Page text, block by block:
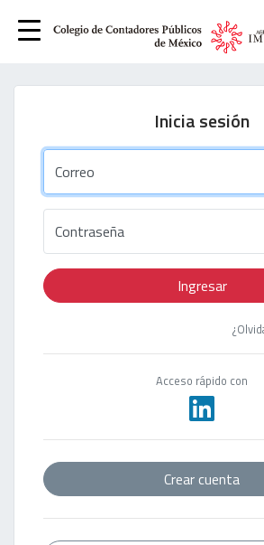
Inicia sesión
Correo
Contraseña
Ingresar
Acceso rápido con
Crear cuenta